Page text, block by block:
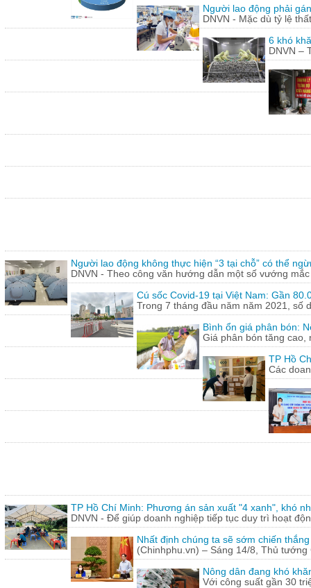
Người lao động phải
DNVN - Mặc dù tỷ lệ
6 khó
DNVN –
Người lao động không thực hiện “3 tại chỗ” có thể
DNVN - Theo công văn hướng dẫn một số vướng
Cú sốc Covid-19 tại Việt Nam: Gần
Trong 7 tháng đầu năm năm 2021, số
Bình ổn giá phân bón:
Giá phân bón tăng
TP Hồ
Các
TP Hồ Chí Minh: Phương án sản xuất "4 xanh", khó
DNVN - Để giúp doanh nghiệp tiếp tục duy trì hoạt
Nhất định chúng ta sẽ sớm chiến
(Chinhphu.vn) – Sáng 14/8, Thủ
Nông dân đang khó
Với công suất gần 30